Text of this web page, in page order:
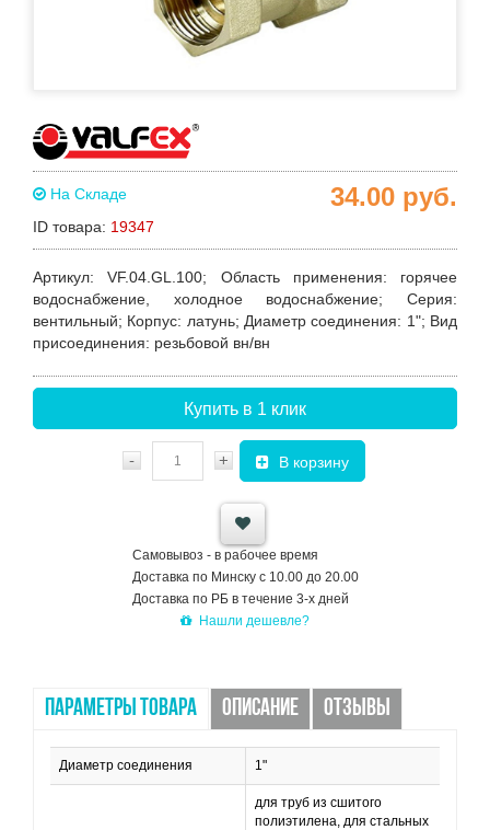
На Складе
ID товара: 19347
34.00 руб.
Артикул: VF.04.GL.100; Область применения: горячее
водоснабжение, холодное водоснабжение; Серия:
вентильный; Корпус: латунь; Диаметр соединения: 1"; Вид
присоединения: резьбовой вн/вн
Купить в 1 клик
- + В корзину
Самовывоз - в рабочее время
Доставка по Минску с 10.00 до 20.00
Доставка по РБ в течение 3-х дней
Нашли дешевле?
ПАРАМЕТРЫ ТОВАРА ОПИСАНИЕ ОТЗЫВЫ
Диаметр соединения 1"
для труб из сшитого
полиэтилена, для стальных